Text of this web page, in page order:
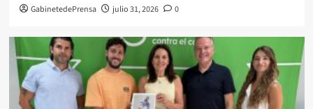
GabinetedePrensa julio 31, 2026 0